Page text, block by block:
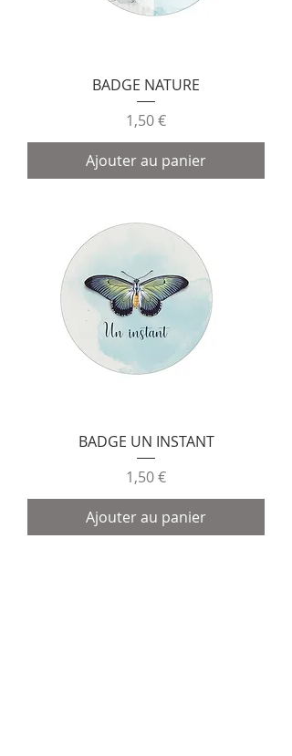
BADGE NATURE
Prix
1,50 €
Ajouter au panier
BADGE UN INSTANT
Prix
1,50 €
Ajouter au panier